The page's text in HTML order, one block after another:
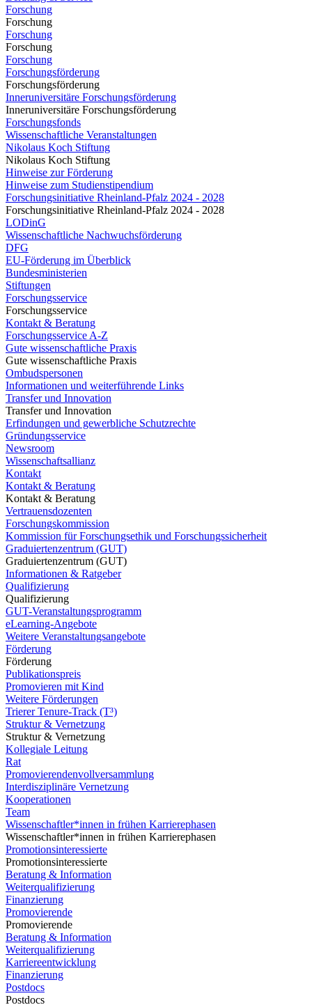
Forschung
Forschung
Forschung
Forschung
Forschung
Forschungsförderung
Forschungsförderung
Inneruniversitäre Forschungsförderung
Inneruniversitäre Forschungsförderung
Forschungsfonds
Wissenschaftliche Veranstaltungen
Nikolaus Koch Stiftung
Nikolaus Koch Stiftung
Hinweise zur Förderung
Hinweise zum Studienstipendium
Forschungsinitiative Rheinland-Pfalz 2024 - 2028
Forschungsinitiative Rheinland-Pfalz 2024 - 2028
LODinG
Wissenschaftliche Nachwuchsförderung
DFG
EU-Förderung im Überblick
Bundesministerien
Stiftungen
Forschungsservice
Forschungsservice
Kontakt & Beratung
Forschungsservice A-Z
Gute wissenschaftliche Praxis
Gute wissenschaftliche Praxis
Ombudspersonen
Informationen und weiterführende Links
Transfer und Innovation
Transfer und Innovation
Erfindungen und gewerbliche Schutzrechte
Gründungsservice
Newsroom
Wissenschaftsallianz
Kontakt
Kontakt & Beratung
Kontakt & Beratung
Vertrauensdozenten
Forschungskommission
Kommission für Forschungsethik und Forschungssicherheit
Graduiertenzentrum (GUT)
Graduiertenzentrum (GUT)
Informationen & Ratgeber
Qualifizierung
Qualifizierung
GUT-Veranstaltungsprogramm
eLearning-Angebote
Weitere Veranstaltungsangebote
Förderung
Förderung
Publikationspreis
Promovieren mit Kind
Weitere Förderungen
Trierer Tenure-Track (T³)
Struktur & Vernetzung
Struktur & Vernetzung
Kollegiale Leitung
Rat
Promovierendenvollversammlung
Interdisziplinäre Vernetzung
Kooperationen
Team
Wissenschaftler*innen in frühen Karrierephasen
Wissenschaftler*innen in frühen Karrierephasen
Promotionsinteressierte
Promotionsinteressierte
Beratung & Information
Weiterqualifizierung
Finanzierung
Promovierende
Promovierende
Beratung & Information
Weiterqualifizierung
Karriereentwicklung
Finanzierung
Postdocs
Postdocs